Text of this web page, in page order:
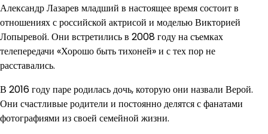
Александр Лазарев младший в настоящее время состоит в
отношениях с российской актрисой и моделью Викторией
Лопыревой. Они встретились в 2008 году на съемках
телепередачи «Хорошо быть тихоней» и с тех пор не
расставались.
В 2016 году паре родилась дочь, которую они назвали Верой.
Они счастливые родители и постоянно делятся с фанатами
фотографиями из своей семейной жизни.